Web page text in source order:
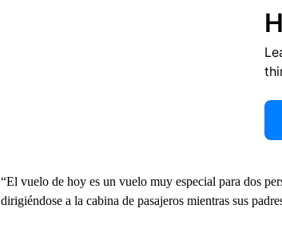
“El vuelo de hoy es un vuelo muy especial para dos
dirigiéndose a la cabina de pasajeros mientras sus